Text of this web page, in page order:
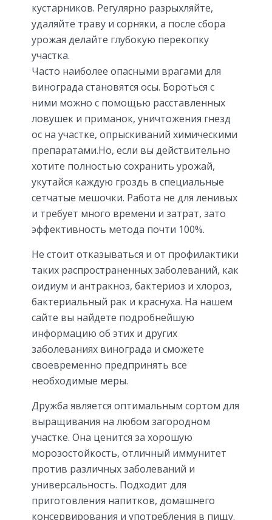
кустарников. Регулярно разрыхляйте,
удаляйте траву и сорняки, а после сбора
урожая делайте глубокую перекопку
участка.
Часто наиболее опасными врагами для
винограда становятся осы. Бороться с
ними можно с помощью расставленных
ловушек и приманок, уничтожения гнезд
ос на участке, опрыскиваний химическими
препаратами.Но, если вы действительно
хотите полностью сохранить урожай,
укутайся каждую гроздь в специальные
сетчатые мешочки. Работа не для ленивых
и требует много времени и затрат, зато
эффективность метода почти 100%.
Не стоит отказываться и от профилактики
таких распространенных заболеваний, как
оидиум и антракноз, бактериоз и хлороз,
бактериальный рак и краснуха. На нашем
сайте вы найдете подробнейшую
информацию об этих и других
заболеваниях винограда и сможете
своевременно предпринять все
необходимые меры.
Дружба является оптимальным сортом для
выращивания на любом загородном
участке. Она ценится за хорошую
морозостойкость, отличный иммунитет
против различных заболеваний и
универсальность. Подходит для
приготовления напитков, домашнего
консервирования и употребления в пищу.